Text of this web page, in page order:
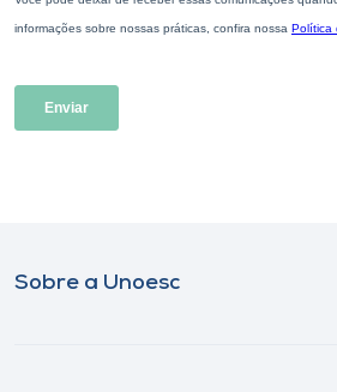
Sobre a Unoesc